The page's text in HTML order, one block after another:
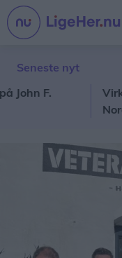
Seneste nyt
F.